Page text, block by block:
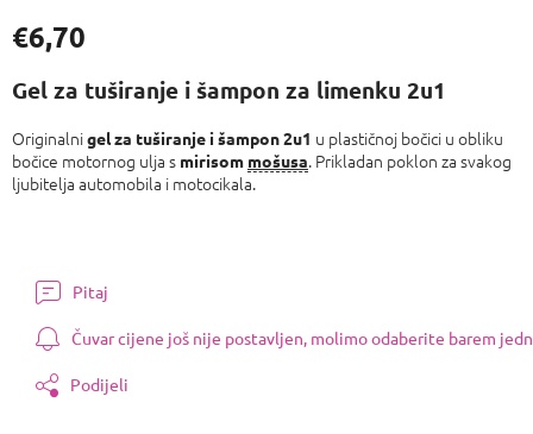
€6,70
Izmjeri
cijenu:
Gel za tuširanje i šampon za limenku 2u1
Originalnigel za tuširanje i šampon 2u1 u plastičnoj bočici u obliku
bočice motornog ulja s mirisom mošusa. Prikladan poklon za svakog
ljubitelja automobila i motocikala.
Pitaj
Čuvar cijene još nije postavljen, molimo odaberite barem
Podijeli